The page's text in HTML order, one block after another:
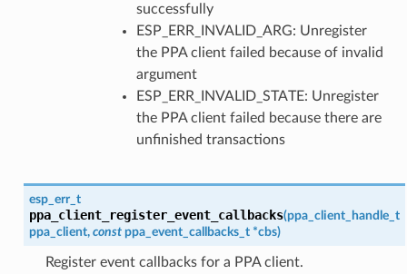
successfully
ESP_ERR_INVALID_ARG: Unregister
the PPA client failed because of invalid
argument
ESP_ERR_INVALID_STATE: Unregister
the PPA client failed because there are
unfinished transactions
esp_err_t
ppa_client_register_event_callbacks(ppa_client_handle_t
ppa_client, const ppa_event_callbacks_t *cbs)
Register event callbacks for a PPA client.